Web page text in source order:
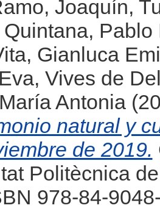
Joaquín,
Pablo
Gianluca
, Vives de
Antonia
natural y
de 2019.
Politècnica
978-84-